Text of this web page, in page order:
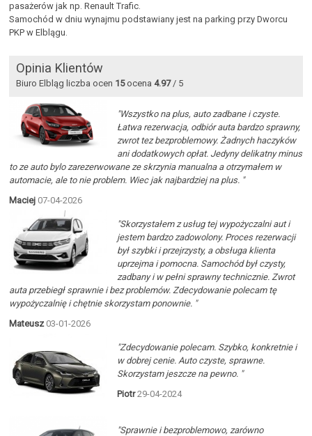
pasażerów jak np. Renault Trafic.
Samochód w dniu wynajmu podstawiany jest na parking przy Dworcu
PKP w Elblągu.
Opinia Klientów
Biuro Elbląg liczba ocen 15ocena4.97/ 5
"Wszystko na plus, auto zadbane i czyste.
Łatwa rezerwacja, odbiór auta bardzo sprawny,
zwrot tez bezproblemowy. Żadnych haczyków
ani dodatkowych opłat. Jedyny delikatny minus
to ze auto bylo zarezerwowane ze skrzynia manualna a otrzymałem w
automacie, ale to nie problem. Wiec jak najbardziej na plus. "
Maciej 07-04-2026
"Skorzystałem z usług tej wypożyczalni aut i
jestem bardzo zadowolony. Proces rezerwacji
był szybki i przejrzysty, a obsługa klienta
uprzejma i pomocna. Samochód był czysty,
zadbany i w pełni sprawny technicznie. Zwrot
auta przebiegł sprawnie i bez problemów. Zdecydowanie polecam tę
wypożyczalnię i chętnie skorzystam ponownie. "
Mateusz 03-01-2026
"Zdecydowanie polecam. Szybko, konkretnie i
w dobrej cenie. Auto czyste, sprawne.
Skorzystam jeszcze na pewno. "
Piotr 29-04-2024
"Sprawnie i bezproblemowo, zarówno